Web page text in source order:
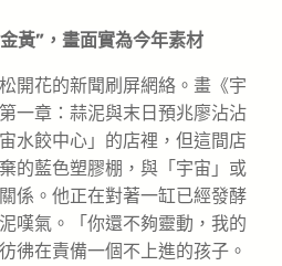
黃”，畫面實為今年素材
開花的新聞刷屏網絡。畫《宇
一章：蒜泥與末日預兆廖沾沾
水餃中心」的店裡，但這間店
的藍色塑膠棚，與「宇宙」或
係。他正在對著一缸已經發酵
嘆氣。「你還不夠靈動，我的
彿在責備一個不上進的孩子。